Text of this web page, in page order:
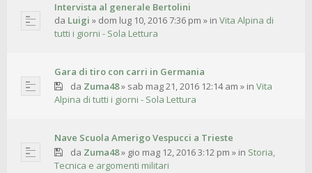
Intervista al generale Bertolini
da Luigi » dom lug 10, 2016 7:36 pm » in Vita Alpina di
tutti i giorni - Sola Lettura
Gara di tiro con carri in Germania
da Zuma48» sab mag 21, 2016 12:14 am » in Vita
Alpina di tutti i giorni - Sola Lettura
Nave Scuola Amerigo Vespucci a Trieste
da Zuma48» gio mag 12, 2016 3:12 pm » in Storia,
Tecnica e argomenti militari